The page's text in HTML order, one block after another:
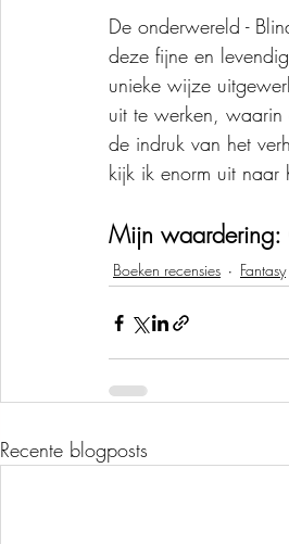
De onderwereld -
deze fijne en
unieke wijze
uit te werken,
de indruk van het
kijk ik enorm uit naar
Mijn waardering:
Boeken recensies Fantasy
Recente blogposts